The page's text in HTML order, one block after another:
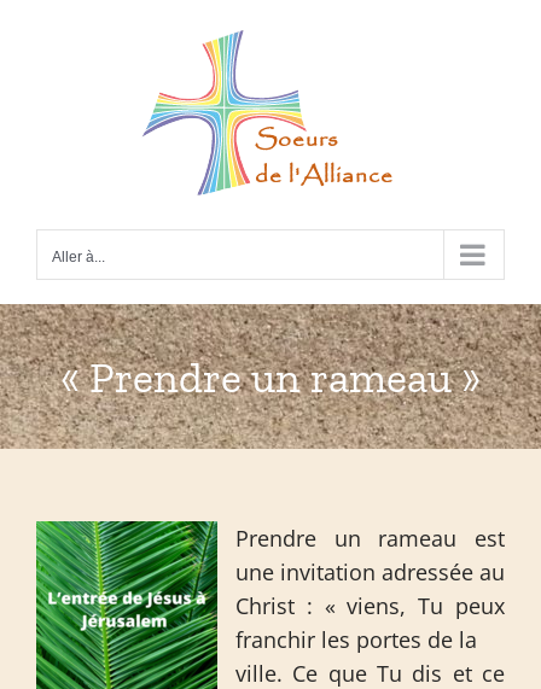
Aller à...
« Prendre un rameau »
Prendre un rameau est
une invitation adressée au
Christ : « viens, Tu peux
franchir les portes de la
ville. Ce que Tu dis et ce